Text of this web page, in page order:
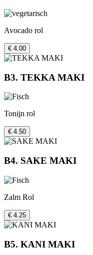
Avocado rol
€ 4.00
B3. TEKKA MAKI
Tonijn rol
€ 4.50
B4. SAKE MAKI
Zalm Rol
€ 4.25
B5. KANI MAKI